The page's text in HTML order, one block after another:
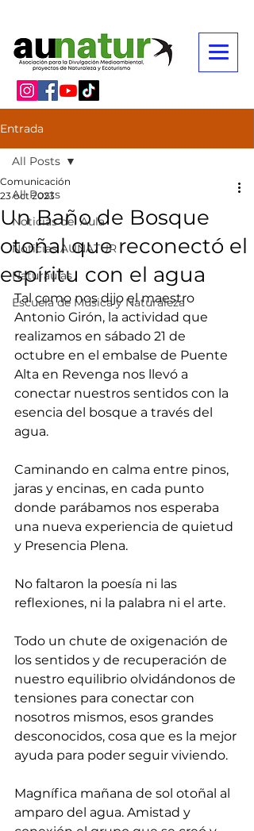
Entrada
All Posts
Noticias del Aula
Noticias AUNATUR
Naturaulas
Escuela de Música y Naturaleza
All Posts
Un Baño de Bosque
otoñal que reconectó el
espíritu con el agua
Comunicación
23 oct 2023
Tal como nos dijo el maestro
Antonio Girón, la actividad que
realizamos en sábado 21 de
octubre en el embalse de Puente
Alta en Revenga nos llevó a
conectar nuestros sentidos con la
esencia del bosque a través del
agua.
Caminando en calma entre pinos,
jaras y encinas, en cada punto
donde parábamos nos esperaba
una nueva experiencia de quietud
y Presencia Plena.
No faltaron la poesía ni las
reflexiones, ni la palabra ni el arte.
Todo un chute de oxigenación de
los sentidos y de recuperación de
nuestro equilibrio olvidándonos de
tensiones para conectar con
nosotros mismos, esos grandes
desconocidos, cosa que es la mejor
ayuda para poder seguir viviendo.
Magnífica mañana de sol otoñal al
amparo del agua. Amistad y